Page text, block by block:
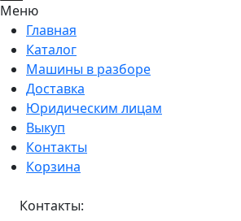
Меню
Главная
Каталог
Машины в разборе
Доставка
Юридическим лицам
Выкуп
Контакты
Корзина
Контакты: